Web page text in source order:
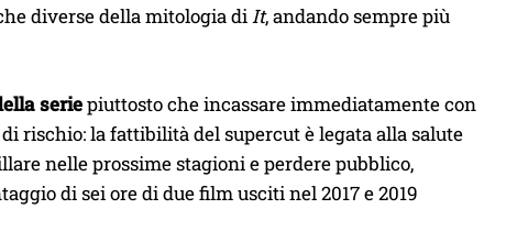
diverse della mitologia diIt, andando sempre più
seriepiuttosto che incassare immediatamente con
rischio: la fattibilità del supercut è legata alla salute
nelle prossime stagioni e perdere pubblico,
di sei ore di due film usciti nel 2017 e 2019